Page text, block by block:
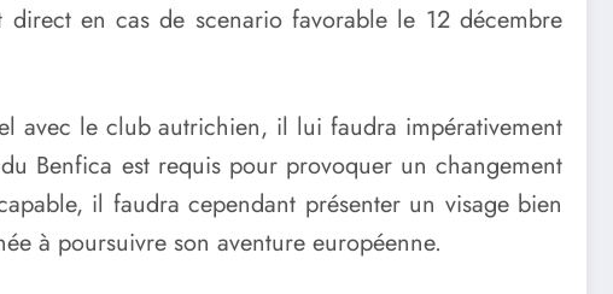
en cas de scenario favorable le 12 décembre
avec le club autrichien, il lui faudra impérativement
Benfica est requis pour provoquer un changement
il faudra cependant présenter un visage bien
à poursuivre son aventure européenne.